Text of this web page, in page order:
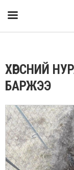
ХӨРСНИЙ
БАРЖЭЭ